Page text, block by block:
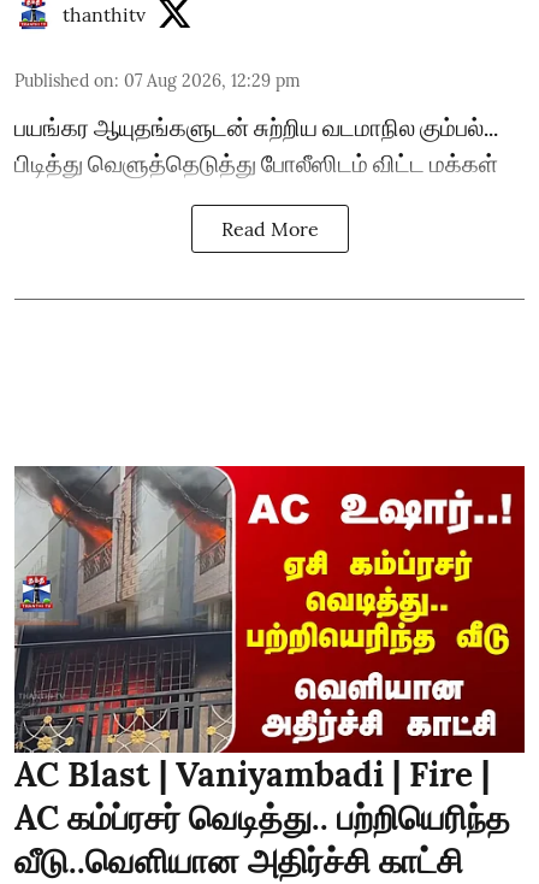
thanthitv
Published on: 07 Aug 2026, 12:29 pm
பயங்கர ஆயுதங்களுடன் சுற்றிய வடமாநில கும்பல்...
பிடித்து வெளுத்தெடுத்து போலீஸிடம் விட்ட மக்கள்
Read More
AC Blast | Vaniyambadi | Fire |
AC கம்ப்ரசர் வெடித்து.. பற்றியெரிந்த
வீடு..வெளியான அதிர்ச்சி காட்சி